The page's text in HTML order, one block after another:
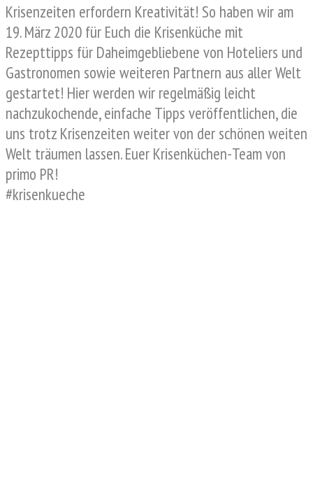
Krisenzeiten erfordern Kreativität! So haben wir am
19. März 2020 für Euch die Krisenküche mit
Rezepttipps für Daheimgebliebene von Hoteliers und
Gastronomen sowie weiteren Partnern aus aller Welt
gestartet! Hier werden wir regelmäßig leicht
nachzukochende, einfache Tipps veröffentlichen, die
uns trotz Krisenzeiten weiter von der schönen weiten
Welt träumen lassen. Euer Krisenküchen-Team von
primo PR!
#krisenkueche